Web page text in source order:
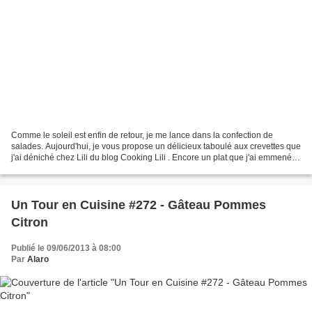
Comme le soleil est enfin de retour, je me lance dans la confection de
salades. Aujourd'hui, je vous propose un délicieux taboulé aux crevettes que
j'ai déniché chez Lili du blog Cooking Lili . Encore un plat que j'ai emmené
Un Tour en Cuisine #272 - Gâteau Pommes
Citron
Publié le 09/06/2013 à 08:00
Par Alaro